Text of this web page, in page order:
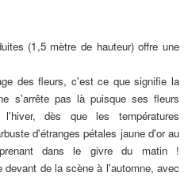
(1,5 mètre de hauteur) offre une
des fleurs, c'est ce que signifie la
s'arrête pas là puisque ses fleurs
dès que les températures
d'étranges pétales jaune d'or au
dans le givre du matin !
devant de la scène à l'automne, avec